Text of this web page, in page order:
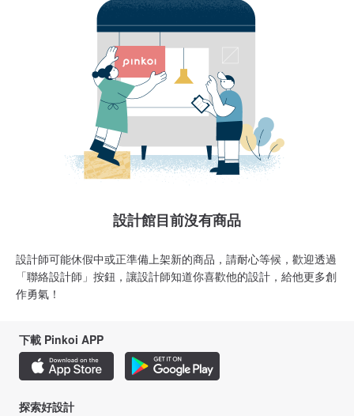
設計館目前沒有商品
設計師可能休假中或正準備上架新的商品，請耐心等候，歡迎透過
「聯絡設計師」按鈕，讓設計師知道你喜歡他的設計，給他更多創
作勇氣！
下載 Pinkoi APP
探索好設計